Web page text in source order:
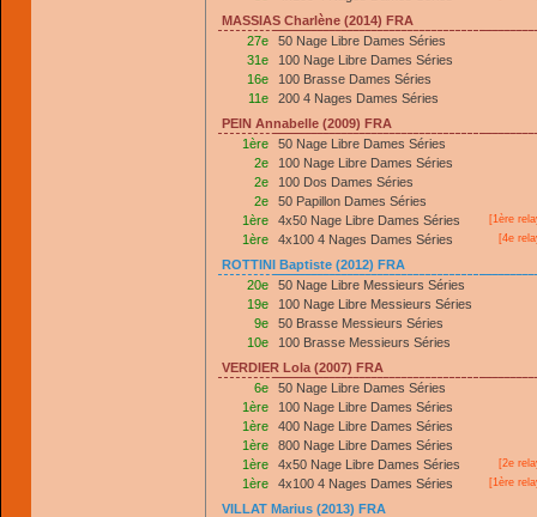
MASSIAS Charlène (2014) FRA
27e
50 Nage Libre Dames Séries
31e
100 Nage Libre Dames Séries
16e
100 Brasse Dames Séries
11e
200 4 Nages Dames Séries
PEIN Annabelle (2009) FRA
1ère
50 Nage Libre Dames Séries
2e
100 Nage Libre Dames Séries
2e
100 Dos Dames Séries
2e
50 Papillon Dames Séries
1ère
4x50 Nage Libre Dames Séries [1ère
1ère 4x100 4 Nages Dames Séries [4e
ROTTINI Baptiste (2012) FRA
20e
50 Nage Libre Messieurs Séries
19e
100 Nage Libre Messieurs Séries
9e
50 Brasse Messieurs Séries
10e
100 Brasse Messieurs Séries
VERDIER Lola (2007) FRA
6e
50 Nage Libre Dames Séries
1ère
100 Nage Libre Dames Séries
1ère
400 Nage Libre Dames Séries
1ère
800 Nage Libre Dames Séries
1ère
4x50 Nage Libre Dames Séries [2e
1ère 4x100 4 Nages Dames Séries [1ère
VILLAT Marius (2013) FRA